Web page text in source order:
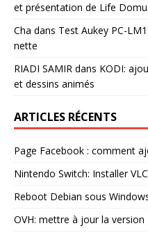
et présentation de Life
Cha dans Test Aukey PC-
nette
RIADI SAMIR dans KODI:
et dessins animés
ARTICLES RÉCENTS
Page Facebook : comment
Nintendo Switch: Installer
Reboot Debian sous
OVH: mettre à jour la version